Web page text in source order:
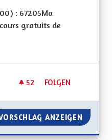
: 67205Ma
gratuits de
52 52 FOLLOWER
FOLGEN
COURS D'ALSACIEN
ANZEIGEN